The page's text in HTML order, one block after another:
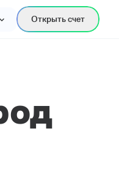
Открыть счет